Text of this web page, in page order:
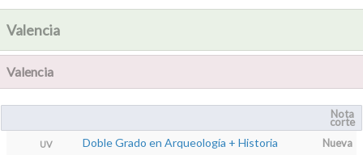
Valencia
Valencia
Nota
corte
UV Doble Grado en Arqueología + Historia Nueva